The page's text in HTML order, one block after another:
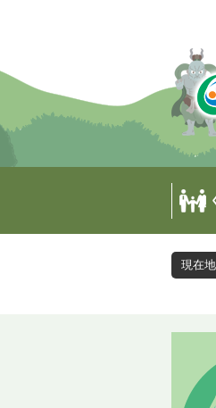
の
で
す
。
ー
ば
し
て